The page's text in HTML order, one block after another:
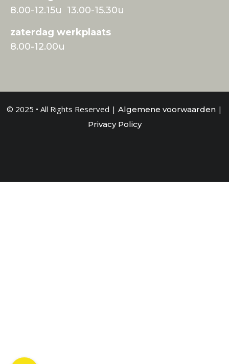
8.00-12.15u 13.00-15.30u
zaterdag werkplaats
8.00-12.00u
© 2025 • All Rights Reserved | Algemene voorwaarden |
Privacy Policy